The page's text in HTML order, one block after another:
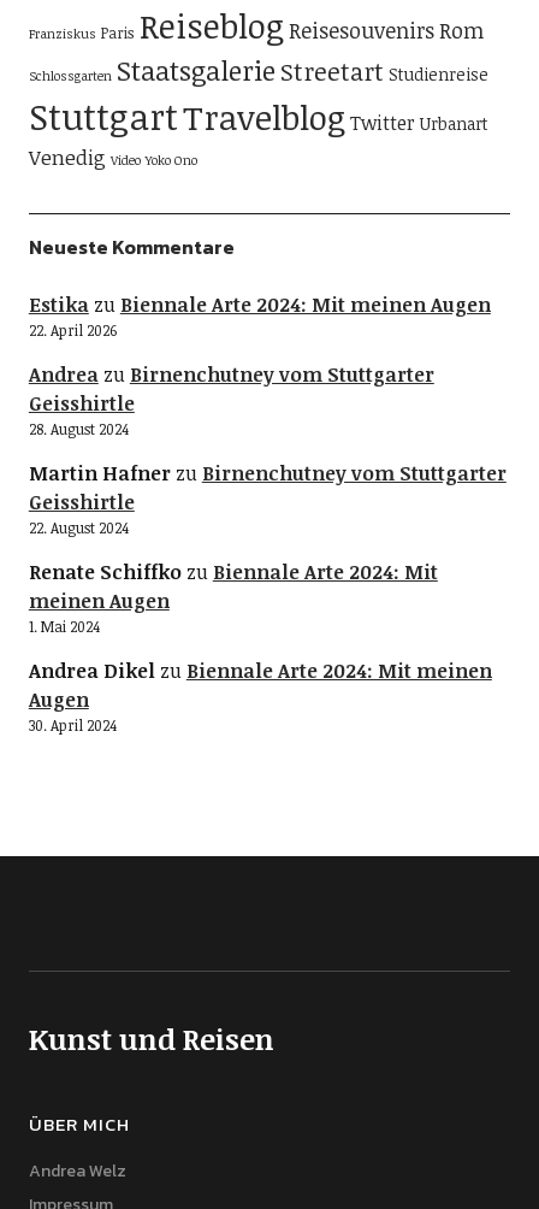
Franziskus Paris Reiseblog ReisesouvenirsRom
Schlossgarten Staatsgalerie Streetart Studienreise
StuttgartTravelblog Twitter Urbanart
Venedig Video Yoko Ono
Neueste Kommentare
Estikazu Biennale Arte 2024: Mit meinen Augen
22. April 2026
Andreazu Birnenchutney vom Stuttgarter
Geisshirtle
28. August 2024
Martin Hafnerzu Birnenchutney vom Stuttgarter
Geisshirtle
22. August 2024
Renate Schiffkozu Biennale Arte 2024: Mit
meinen Augen
1. Mai 2024
Andrea Dikelzu Biennale Arte 2024: Mit meinen
Augen
30. April 2024
Kunst und Reisen
ÜBER MICH
Andrea Welz